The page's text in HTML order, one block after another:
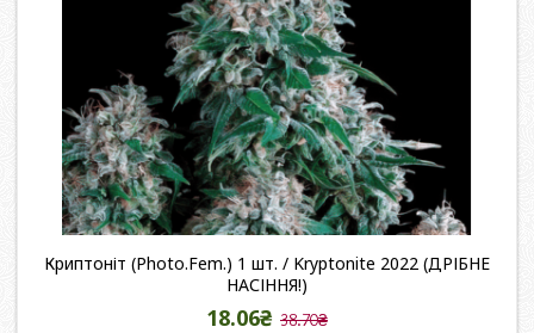
Криптоніт (Photo.Fem.) 1 шт. / Kryptonite 2022 (ДРІБНЕ
НАСІННЯ!)
18.06₴ 38.70₴